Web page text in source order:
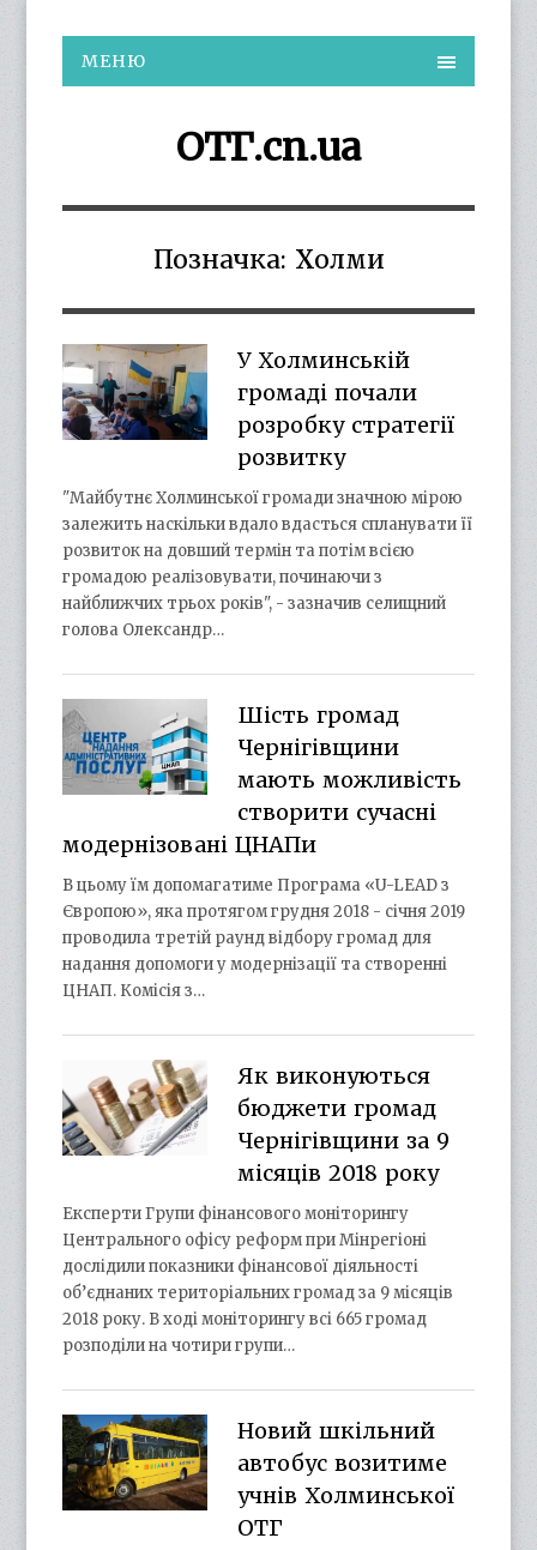
МЕНЮ
ОТГ.cn.ua
Позначка: Холми
У Холминській
громаді почали
розробку стратегії
розвитку
"Майбутнє Холминської громади значною мірою
залежить наскільки вдало вдасться спланувати її
розвиток на довший термін та потім всією
громадою реалізовувати, починаючи з
найближчих трьох років", - зазначив селищний
голова Олександр…
Шість громад
Чернігівщини
мають можливість
створити сучасні
модернізовані ЦНАПи
В цьому їм допомагатиме Програма «U-LEAD з
Європою», яка протягом грудня 2018 - січня 2019
проводила третій раунд відбору громад для
надання допомоги у модернізації та створенні
ЦНАП. Комісія з…
Як виконуються
бюджети громад
Чернігівщини за 9
місяців 2018 року
Експерти Групи фінансового моніторингу
Центрального офісу реформ при Мінрегіоні
дослідили показники фінансової діяльності
об’єднаних територіальних громад за 9 місяців
2018 року. В ході моніторингу всі 665 громад
розподіли на чотири групи…
Новий шкільний
автобус возитиме
учнів Холминської
ОТГ